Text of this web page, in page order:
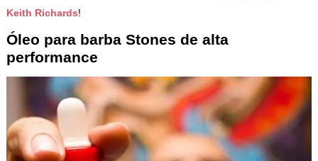
Keith Richards!
Óleo para barba Stones de alta
performance